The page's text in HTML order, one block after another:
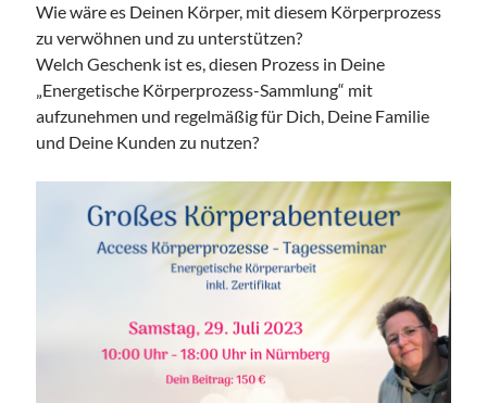
Wie wäre es Deinen Körper, mit diesem Körperprozess
zu verwöhnen und zu unterstützen?
Welch Geschenk ist es, diesen Prozess in Deine
„Energetische Körperprozess-Sammlung“ mit
aufzunehmen und regelmäßig für Dich, Deine Familie
und Deine Kunden zu nutzen?